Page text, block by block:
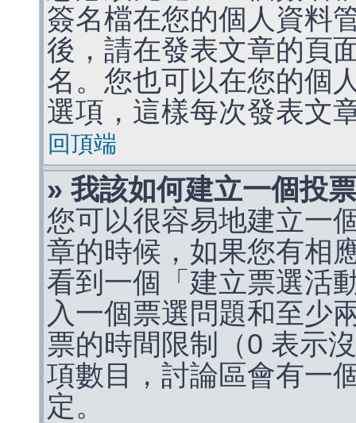
簽名檔在您的個人資料
後，請在發表文章的頁
名。您也可以在您的個
選項，這樣每次發表文
回頂端
» 我該如何建立一個投
您可以很容易地建立一
章的時候，如果您有相
看到一個「建立票選活
入一個票選問題和至少
票的時間限制（0 表示
項數目，討論區會有一
定。